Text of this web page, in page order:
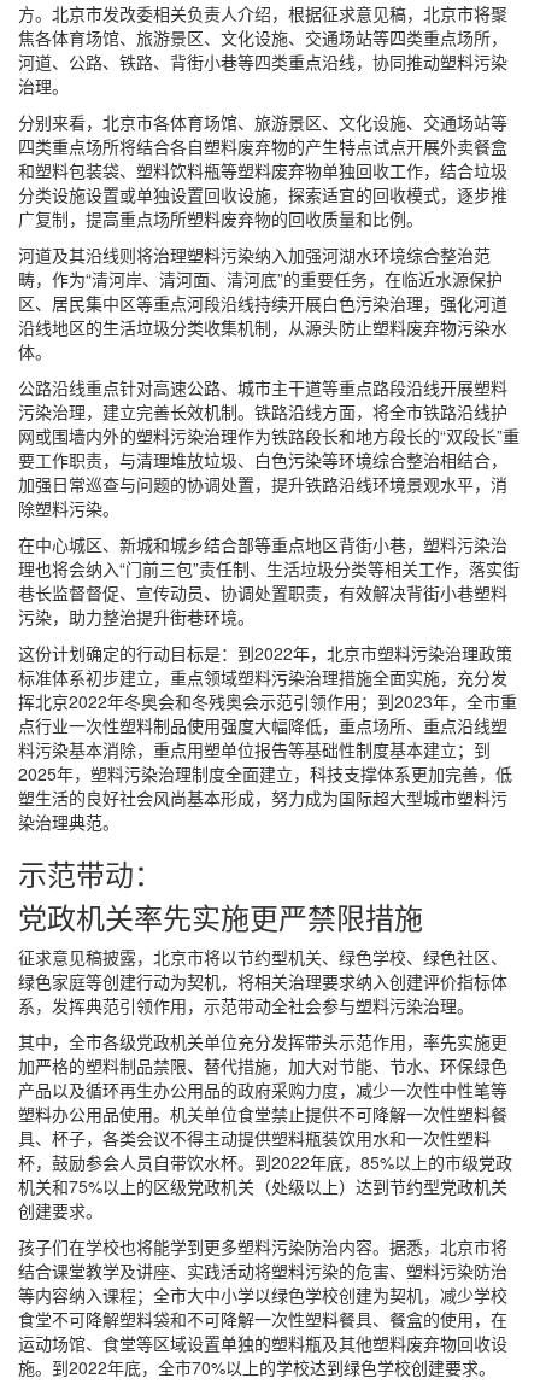
方。北京市发改委相关负责人介绍，根据征求意见稿，北京市将聚
焦各体育场馆、旅游景区、文化设施、交通场站等四类重点场所，
河道、公路、铁路、背街小巷等四类重点沿线，协同推动塑料污染
治理。
分别来看，北京市各体育场馆、旅游景区、文化设施、交通场站等
四类重点场所将结合各自塑料废弃物的产生特点试点开展外卖餐盒
和塑料包装袋、塑料饮料瓶等塑料废弃物单独回收工作，结合垃圾
分类设施设置或单独设置回收设施，探索适宜的回收模式，逐步推
广复制，提高重点场所塑料废弃物的回收质量和比例。
河道及其沿线则将治理塑料污染纳入加强河湖水环境综合整治范
畴，作为“清河岸、清河面、清河底”的重要任务，在临近水源保护
区、居民集中区等重点河段沿线持续开展白色污染治理，强化河道
沿线地区的生活垃圾分类收集机制，从源头防止塑料废弃物污染水
体。
公路沿线重点针对高速公路、城市主干道等重点路段沿线开展塑料
污染治理，建立完善长效机制。铁路沿线方面，将全市铁路沿线护
网或围墙内外的塑料污染治理作为铁路段长和地方段长的“双段长”重
要工作职责，与清理堆放垃圾、白色污染等环境综合整治相结合，
加强日常巡查与问题的协调处置，提升铁路沿线环境景观水平，消
除塑料污染。
在中心城区、新城和城乡结合部等重点地区背街小巷，塑料污染治
理也将会纳入“门前三包”责任制、生活垃圾分类等相关工作，落实街
巷长监督督促、宣传动员、协调处置职责，有效解决背街小巷塑料
污染，助力整治提升街巷环境。
这份计划确定的行动目标是：到2022年，北京市塑料污染治理政策
标准体系初步建立，重点领域塑料污染治理措施全面实施，充分发
挥北京2022年冬奥会和冬残奥会示范引领作用；到2023年，全市重
点行业一次性塑料制品使用强度大幅降低，重点场所、重点沿线塑
料污染基本消除，重点用塑单位报告等基础性制度基本建立；到
2025年，塑料污染治理制度全面建立，科技支撑体系更加完善，低
塑生活的良好社会风尚基本形成，努力成为国际超大型城市塑料污
染治理典范。
示范带动：
党政机关率先实施更严禁限措施
征求意见稿披露，北京市将以节约型机关、绿色学校、绿色社区、
绿色家庭等创建行动为契机，将相关治理要求纳入创建评价指标体
系，发挥典范引领作用，示范带动全社会参与塑料污染治理。
其中，全市各级党政机关单位充分发挥带头示范作用，率先实施更
加严格的塑料制品禁限、替代措施，加大对节能、节水、环保绿色
产品以及循环再生办公用品的政府采购力度，减少一次性中性笔等
塑料办公用品使用。机关单位食堂禁止提供不可降解一次性塑料餐
具、杯子，各类会议不得主动提供塑料瓶装饮用水和一次性塑料
杯，鼓励参会人员自带饮水杯。到2022年底，85%以上的市级党政
机关和75%以上的区级党政机关（处级以上）达到节约型党政机关
创建要求。
孩子们在学校也将能学到更多塑料污染防治内容。据悉，北京市将
结合课堂教学及讲座、实践活动将塑料污染的危害、塑料污染防治
等内容纳入课程；全市大中小学以绿色学校创建为契机，减少学校
食堂不可降解塑料袋和不可降解一次性塑料餐具、餐盒的使用，在
运动场馆、食堂等区域设置单独的塑料瓶及其他塑料废弃物回收设
施。到2022年底，全市70%以上的学校达到绿色学校创建要求。